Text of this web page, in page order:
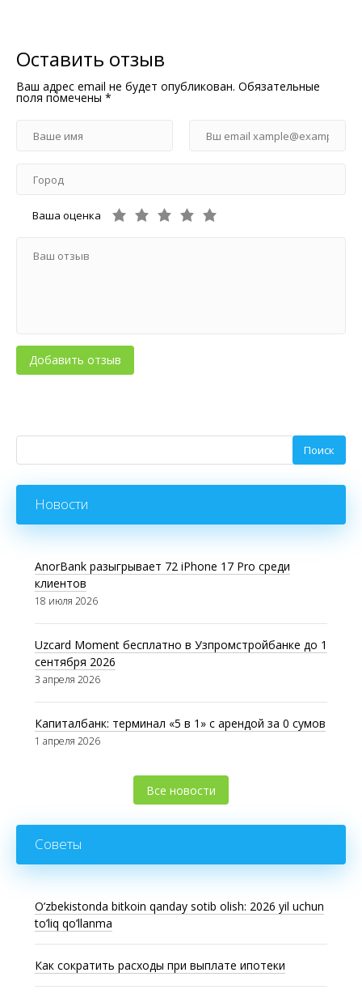
Оставить отзыв
Ваш адрес email не будет опубликован. Обязательные
поля помечены *
Ваша оценка
Новости
AnorBank разыгрывает 72 iPhone 17 Pro среди
клиентов
18 июля 2026
Uzcard Moment бесплатно в Узпромстройбанке до 1
сентября 2026
3 апреля 2026
Капиталбанк: терминал «5 в 1» с арендой за 0 сумов
1 апреля 2026
Все новости
Советы
O’zbekistonda bitkoin qanday sotib olish: 2026 yil uchun
to’liq qo’llanma
Как сократить расходы при выплате ипотеки